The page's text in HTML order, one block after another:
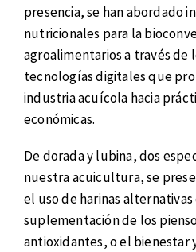
presencia, se han abordado
nutricionales para la
agroalimentarios a través de
tecnologías digitales que
industria acuícola hacia
económicas.
De dorada y lubina, dos
nuestra acuicultura, se
el uso de harinas
suplementación de los
antioxidantes, o el bienestar